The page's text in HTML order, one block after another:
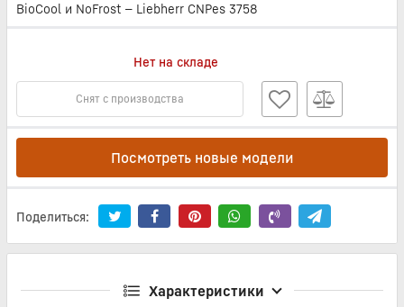
BioCool и NoFrost — Liebherr CNPes 3758
Нет на складе
Снят с производства
Посмотреть новые модели
Поделиться:
Характеристики